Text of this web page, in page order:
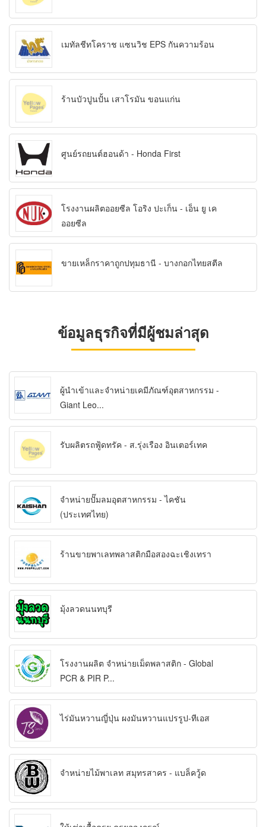
เมทัลชีทโคราช แซนวิช EPS กันความร้อน
ร้านบัวปูนปั้น เสาโรมัน ขอนแก่น
ศูนย์รถยนต์ฮอนด้า - Honda First
โรงงานผลิตออยซีล โอริง ปะเก็น - เอ็น ยู เค
ออยซีล
ขายเหล็กราคาถูกปทุมธานี - บางกอกไทยสตีล
ข้อมูลธุรกิจที่มีผู้ชมล่าสุด
ผู้นำเข้าและจำหน่ายเคมีภัณฑ์อุตสาหกรรม -
Giant Leo...
รับผลิตรถฟู้ดทรัค - ส.รุ่งเรือง อินเตอร์เทค
จำหน่ายปั๊มลมอุตสาหกรรม - ไคชัน
(ประเทศไทย)
ร้านขายพาเลทพลาสติกมือสองฉะเชิงเทรา
มุ้งลวดนนทบุรี
โรงงานผลิต จำหน่ายเม็ดพลาสติก - Global
PCR & PIR P...
ไร่มันหวานญี่ปุ่น ผงมันหวานแปรรูป-ทีเอส
จำหน่ายไม้พาเลท สมุทรสาคร - แบล็ควู้ด